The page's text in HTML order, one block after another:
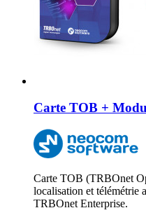
Carte TOB +
Carte TOB (TRBOnet
localisation et télémétrie
TRBOnet Enterprise.